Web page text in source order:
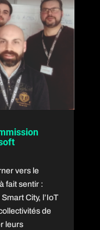
vers le
fait sentir :
City, l’IoT
de
leurs